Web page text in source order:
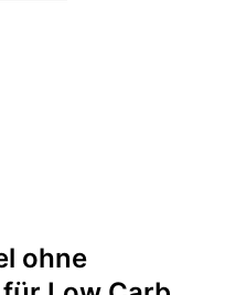
ohne